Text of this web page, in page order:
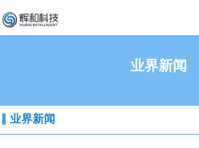
业界新闻
业界新闻